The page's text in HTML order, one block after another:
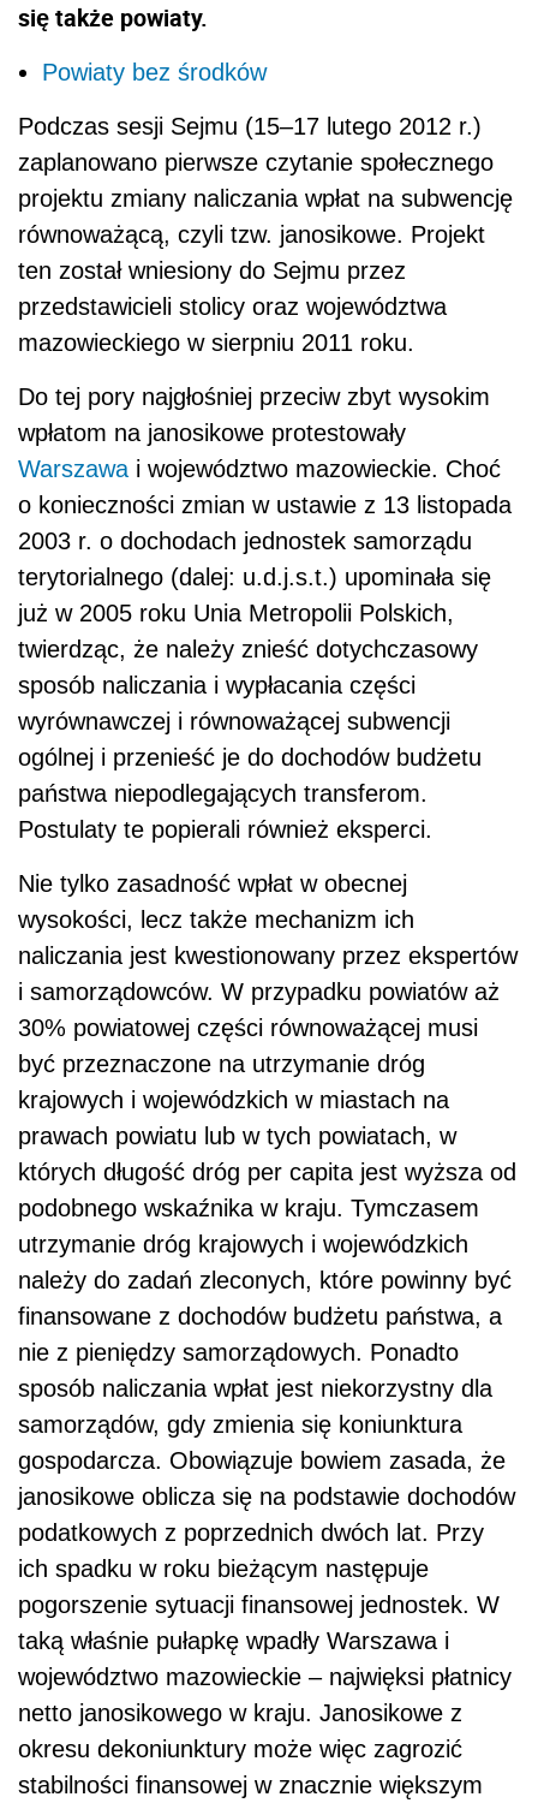
się także powiaty.
Powiaty bez środków
Podczas sesji Sejmu (15–17 lutego 2012 r.)
zaplanowano pierwsze czytanie społecznego
projektu zmiany naliczania wpłat na subwencję
równoważącą, czyli tzw. janosikowe. Projekt
ten został wniesiony do Sejmu przez
przedstawicieli stolicy oraz województwa
mazowieckiego w sierpniu 2011 roku.
Do tej pory najgłośniej przeciw zbyt wysokim
wpłatom na janosikowe protestowały
Warszawa i województwo mazowieckie. Choć
o konieczności zmian w ustawie z 13 listopada
2003 r. o dochodach jednostek samorządu
terytorialnego (dalej: u.d.j.s.t.) upominała się
już w 2005 roku Unia Metropolii Polskich,
twierdząc, że należy znieść dotychczasowy
sposób naliczania i wypłacania części
wyrównawczej i równoważącej subwencji
ogólnej i przenieść je do dochodów budżetu
państwa niepodlegających transferom.
Postulaty te popierali również eksperci.
Nie tylko zasadność wpłat w obecnej
wysokości, lecz także mechanizm ich
naliczania jest kwestionowany przez ekspertów
i samorządowców. W przypadku powiatów aż
30% powiatowej części równoważącej musi
być przeznaczone na utrzymanie dróg
krajowych i wojewódzkich w miastach na
prawach powiatu lub w tych powiatach, w
których długość dróg per capita jest wyższa od
podobnego wskaźnika w kraju. Tymczasem
utrzymanie dróg krajowych i wojewódzkich
należy do zadań zleconych, które powinny być
finansowane z dochodów budżetu państwa, a
nie z pieniędzy samorządowych. Ponadto
sposób naliczania wpłat jest niekorzystny dla
samorządów, gdy zmienia się koniunktura
gospodarcza. Obowiązuje bowiem zasada, że
janosikowe oblicza się na podstawie dochodów
podatkowych z poprzednich dwóch lat. Przy
ich spadku w roku bieżącym następuje
pogorszenie sytuacji finansowej jednostek. W
taką właśnie pułapkę wpadły Warszawa i
województwo mazowieckie – najwięksi płatnicy
netto janosikowego w kraju. Janosikowe z
okresu dekoniunktury może więc zagrozić
stabilności finansowej w znacznie większym